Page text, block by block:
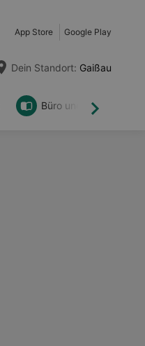
App Store Google Play
Dein Standort: Gaißau
Weiter
Büro und DIY